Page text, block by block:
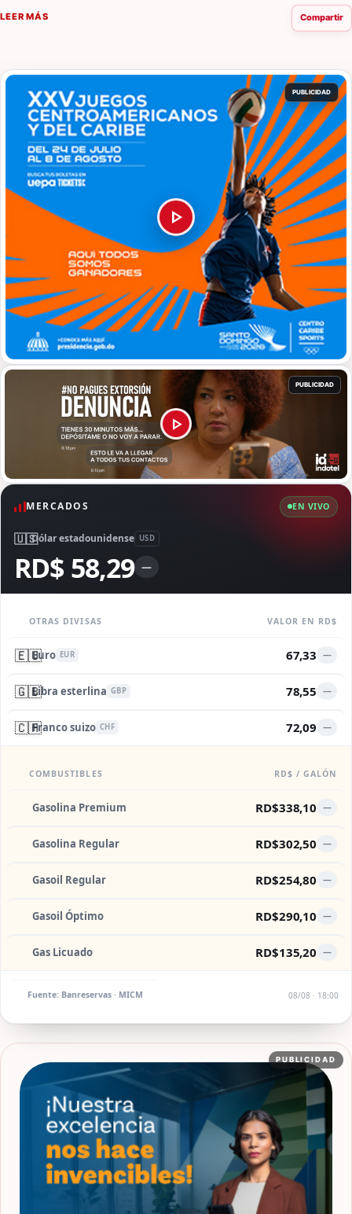
especiales y familiares, la artista…
LEER MÁS Compartir
MERCADOS EN VIVO
🇺🇸Dólar estadounidense USD
RD$ 58,29 —
OTRAS DIVISAS VALOR EN RD$
🇪🇺Euro EUR 67,33 —
🇬🇧Libra esterlina GBP 78,55 —
🇨🇭Franco suizo CHF 72,09 —
COMBUSTIBLES RD$ / GALÓN
Gasolina Premium RD$338,10 —
Gasolina Regular RD$302,50 —
Gasoil Regular RD$254,80 —
Gasoil Óptimo RD$290,10 —
Gas Licuado RD$135,20 —
Fuente: Banreservas · MICM 08/08 · 18:00
PUBLICIDAD